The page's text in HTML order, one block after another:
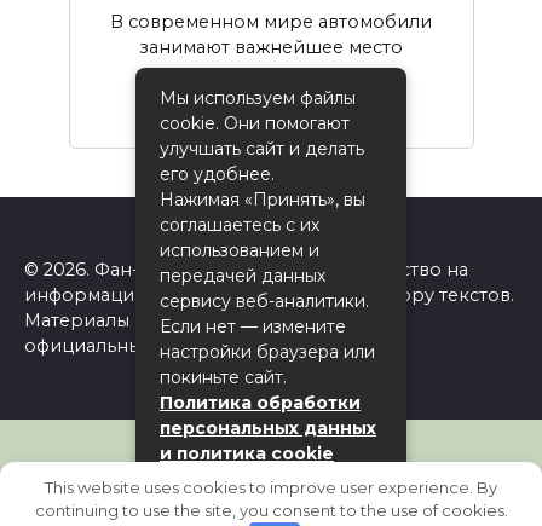
В современном мире автомобили
занимают важнейшее место
0 16
© 2026. Фан-сайт Одноклассники. Авторство на
информацию на сайте принадлежит автору текстов.
Материалы принадлежат ok.ru. Сайт не
официальный!
Мы используем файлы
cookie. Они помогают
улучшать сайт и делать
его удобнее.
Нажимая «Принять», вы
соглашаетесь с их
использованием и
передачей данных
сервису веб-аналитики.
Если нет — измените
настройки браузера или
покиньте сайт.
Политика обработки
персональных данных
и политика cookie
Принять
This website uses cookies to improve user experience. By
continuing to use the site, you consent to the use of cookies.